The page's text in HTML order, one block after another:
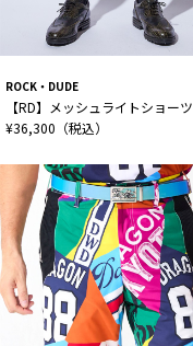
ROCK・DUDE
【RD】メッシュライトショーツ
¥36,300（税込）